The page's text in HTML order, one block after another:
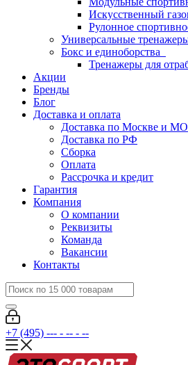
Искусственный
Рулонное
Универсальные
Бокс и единоборства
Тренажеры для
Акции
Бренды
Блог
Доставка и оплата
Доставка по Москве и МО
Доставка по РФ
Сборка
Оплата
Рассрочка и кредит
Гарантия
Компания
О компании
Реквизиты
Команда
Вакансии
Контакты
+7 (495) --- - -- - --